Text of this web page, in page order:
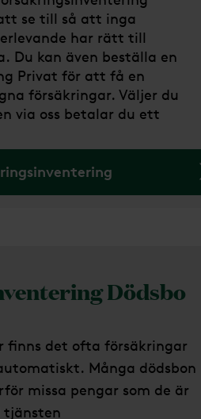
se till så att inga
har rätt till
Du kan även beställa en
Privat för att få en
försäkringar. Väljer du
via oss betalar du ett
Dödsbo
finns det ofta försäkringar
Många dödsbon
missa pengar som de är